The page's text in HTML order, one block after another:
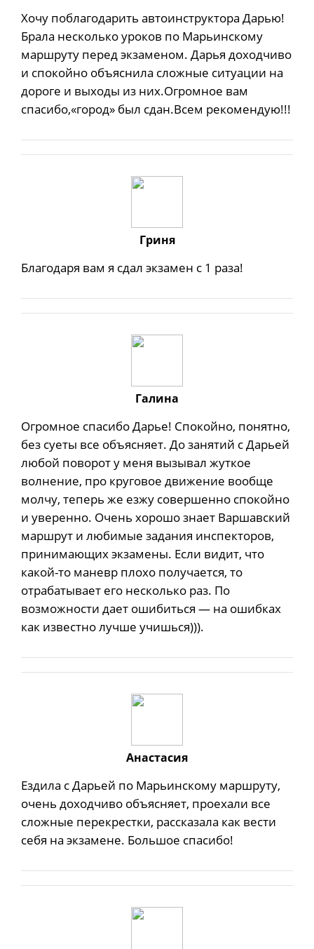
Хочу поблагодарить автоинструктора Дарью!
Брала несколько уроков по Марьинскому
маршруту перед экзаменом. Дарья доходчиво
и спокойно объяснила сложные ситуации на
дороге и выходы из них.Огромное вам
спасибо,«город» был сдан.Всем рекомендую!!!
Гриня
Благодаря вам я сдал экзамен с 1 раза!
Галина
Огромное спасибо Дарье! Спокойно, понятно,
без суеты все объясняет. До занятий с Дарьей
любой поворот у меня вызывал жуткое
волнение, про круговое движение вообще
молчу, теперь же езжу совершенно спокойно
и уверенно. Очень хорошо знает Варшавский
маршрут и любимые задания инспекторов,
принимающих экзамены. Если видит, что
какой-то маневр плохо получается, то
отрабатывает его несколько раз. По
возможности дает ошибиться — на ошибках
как известно лучше учишься))).
Анастасия
Ездила с Дарьей по Марьинскому маршруту,
очень доходчиво объясняет, проехали все
сложные перекрестки, рассказала как вести
себя на экзамене. Большое спасибо!